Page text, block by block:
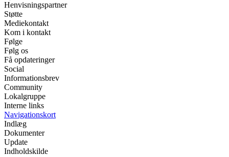
Henvisningspartner
Støtte
Mediekontakt
Kom i kontakt
Følge
Følg os
Få opdateringer
Social
Informationsbrev
Community
Lokalgruppe
Interne links
Navigationskort
Indlæg
Dokumenter
Update
Indholdskilde